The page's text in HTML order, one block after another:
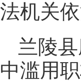
法机关
兰陵
中滥用